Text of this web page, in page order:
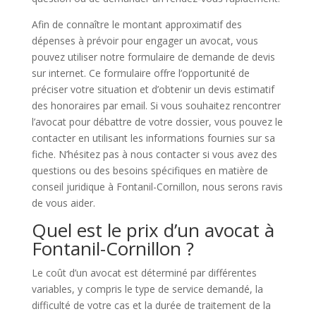
Afin de connaître le montant approximatif des
dépenses à prévoir pour engager un avocat, vous
pouvez utiliser notre formulaire de demande de devis
sur internet. Ce formulaire offre l’opportunité de
préciser votre situation et d’obtenir un devis estimatif
des honoraires par email. Si vous souhaitez rencontrer
l’avocat pour débattre de votre dossier, vous pouvez le
contacter en utilisant les informations fournies sur sa
fiche. N’hésitez pas à nous contacter si vous avez des
questions ou des besoins spécifiques en matière de
conseil juridique à Fontanil-Cornillon, nous serons ravis
de vous aider.
Quel est le prix d’un avocat à
Fontanil-Cornillon ?
Le coût d’un avocat est déterminé par différentes
variables, y compris le type de service demandé, la
difficulté de votre cas et la durée de traitement de la